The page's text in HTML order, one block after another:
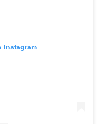
Instagram